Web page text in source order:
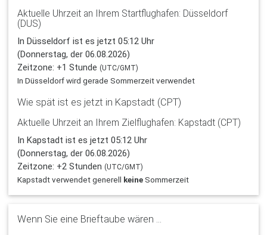
Aktuelle Uhrzeit an Ihrem Startflughafen: Düsseldorf
(DUS)
In Düsseldorf ist es jetzt 05:12 Uhr
(Donnerstag, der 06.08.2026)
Zeitzone: +1 Stunde (UTC/GMT)
In Düsseldorf wird gerade Sommerzeit verwendet
Wie spät ist es jetzt in Kapstadt (CPT)
Aktuelle Uhrzeit an Ihrem Zielflughafen: Kapstadt (CPT)
In Kapstadt ist es jetzt 05:12 Uhr
(Donnerstag, der 06.08.2026)
Zeitzone: +2 Stunden (UTC/GMT)
Kapstadt verwendet generell keineSommerzeit
Wenn Sie eine Brieftaube wären ...